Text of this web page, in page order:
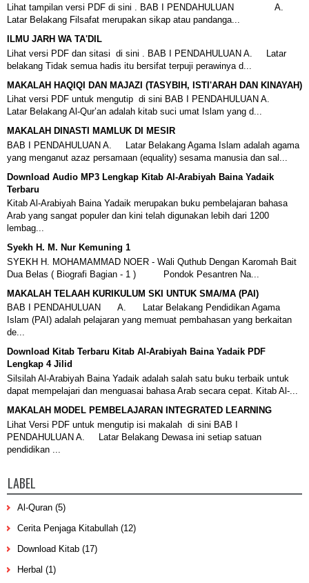
Lihat tampilan versi PDF di sini . BAB I PENDAHULUAN A.
Latar Belakang Filsafat merupakan sikap atau pandanga...
ILMU JARH WA TA'DIL
Lihat versi PDF dan sitasi di sini . BAB I PENDAHULUAN A. Latar
belakang Tidak semua hadis itu bersifat terpuji perawinya d...
MAKALAH HAQIQI DAN MAJAZI (TASYBIH, ISTI'ARAH DAN KINAYAH)
Lihat versi PDF untuk mengutip di sini BAB I PENDAHULUAN A.
Latar Belakang Al-Qur’an adalah kitab suci umat Islam yang d...
MAKALAH DINASTI MAMLUK DI MESIR
BAB I PENDAHULUAN A. Latar Belakang Agama Islam adalah agama
yang menganut azaz persamaan (equality) sesama manusia dan sal...
Download Audio MP3 Lengkap Kitab Al-Arabiyah Baina Yadaik
Terbaru
Kitab Al-Arabiyah Baina Yadaik merupakan buku pembelajaran bahasa
Arab yang sangat populer dan kini telah digunakan lebih dari 1200
lembag...
Syekh H. M. Nur Kemuning 1
SYEKH H. MOHAMAMMAD NOER - Wali Quthub Dengan Karomah Bait
Dua Belas ( Biografi Bagian - 1 ) Pondok Pesantren Na...
MAKALAH TELAAH KURIKULUM SKI UNTUK SMA/MA (PAI)
BAB I PENDAHULUAN A. Latar Belakang Pendidikan Agama
Islam (PAI) adalah pelajaran yang memuat pembahasan yang berkaitan
de...
Download Kitab Terbaru Kitab Al-Arabiyah Baina Yadaik PDF
Lengkap 4 Jilid
Silsilah Al-Arabiyah Baina Yadaik adalah salah satu buku terbaik untuk
dapat mempelajari dan menguasai bahasa Arab secara cepat. Kitab Al-...
MAKALAH MODEL PEMBELAJARAN INTEGRATED LEARNING
Lihat Versi PDF untuk mengutip isi makalah di sini BAB I
PENDAHULUAN A. Latar Belakang Dewasa ini setiap satuan
pendidikan ...
LABEL
Al-Quran (5)
Cerita Penjaga Kitabullah (12)
Download Kitab (17)
Herbal (1)